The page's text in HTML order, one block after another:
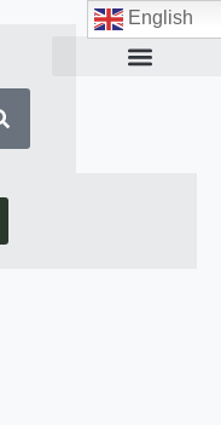
English